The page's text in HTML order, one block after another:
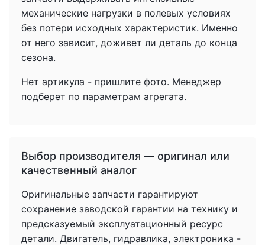
механические нагрузки в полевых условиях
без потери исходных характеристик. Именно
от него зависит, доживет ли деталь до конца
сезона.
Нет артикула - пришлите фото. Менеджер
подберет по параметрам агрегата.
Выбор производителя — оригинал или
качественный аналог
Оригинальные запчасти гарантируют
сохранение заводской гарантии на технику и
предсказуемый эксплуатационный ресурс
детали. Двигатель, гидравлика, электроника -